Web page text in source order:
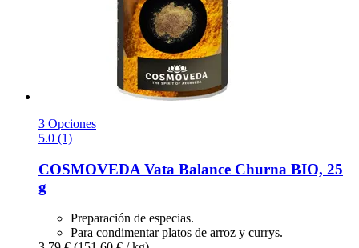
3 Opciones
5.0 (1)
COSMOVEDA Vata Balance Churna BIO, 25
g
Preparación de especias.
Para condimentar platos de arroz y currys.